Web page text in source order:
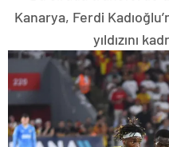
Kanarya, Ferdi
yıldızını